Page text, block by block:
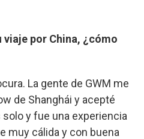
por China, ¿cómo
La gente de GWM me
de Shanghái y acepté
y fue una experiencia
muy cálida y con buena